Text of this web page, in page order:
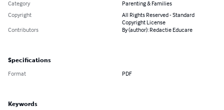
Category
Parenting & Families
Copyright
All Rights Reserved - Standard
Copyright License
Contributors
By (author): Redactie Educare
Specifications
Format PDF
Keywords